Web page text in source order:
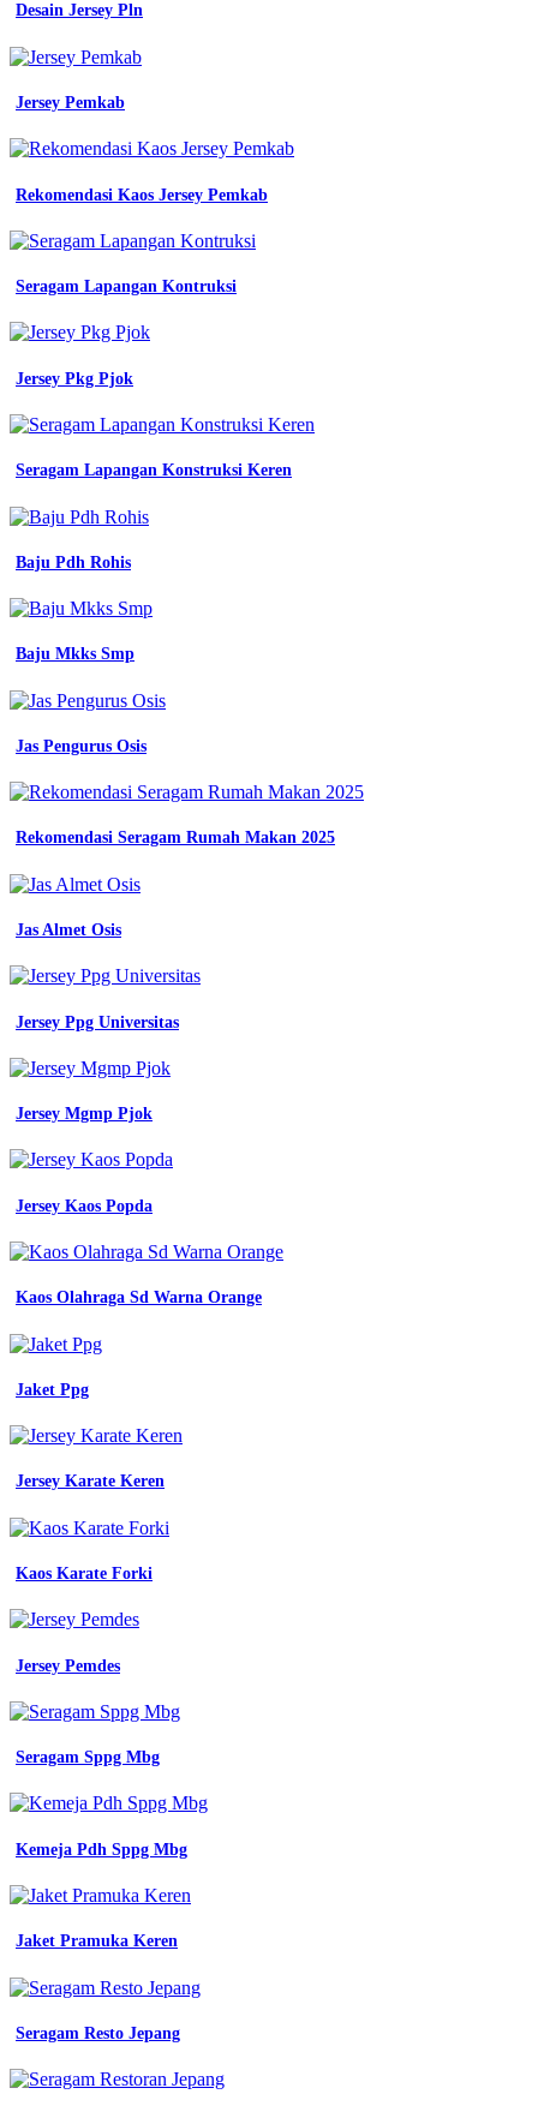
no
cara
seragam
lapangan
berkualitas
kain
yang
bagus
untuk
membuat
seragam
pakaian
konveksi
kantor
kerja
Pdh
Warna
Hijau
Army
Bahan
Yang
Untuk
Membuat
Kerja
yang
baju
kerja
pramugari
menjadi
seragam
yang
hai
spesialis
trend
kini
baju
yang
bagus
7
bahan
kain
yang
untuk
kantor
seragam
di
Sekolah
Ii
bahan
kerja
adem
souvenir
yang
Desain Jersey Pln
Jersey Pemkab
Rekomendasi Kaos Jersey Pemkab
Seragam Lapangan Kontruksi
Jersey Pkg Pjok
Seragam Lapangan Konstruksi Keren
Baju Pdh Rohis
Baju Mkks Smp
Jas Pengurus Osis
Rekomendasi Seragam Rumah Makan 2025
Jas Almet Osis
Jersey Ppg Universitas
Jersey Mgmp Pjok
Jersey Kaos Popda
Kaos Olahraga Sd Warna Orange
Jaket Ppg
Jersey Karate Keren
Kaos Karate Forki
Jersey Pemdes
Seragam Sppg Mbg
Kemeja Pdh Sppg Mbg
Jaket Pramuka Keren
Seragam Resto Jepang